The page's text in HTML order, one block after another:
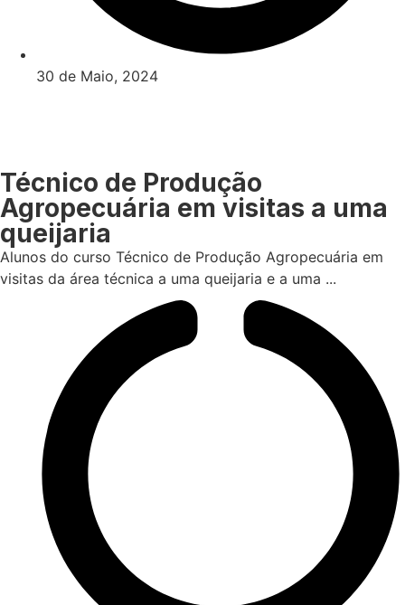
30 de Maio, 2024
Técnico de Produção
Agropecuária em visitas a uma
queijaria
Alunos do curso Técnico de Produção Agropecuária em
visitas da área técnica a uma queijaria e a uma ...